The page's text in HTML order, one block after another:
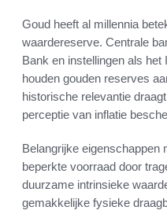
Goud heeft al millennia
waardereserve. Centrale
Bank en instellingen als het
houden gouden reserves
historische relevantie
perceptie van inflatie
Belangrijke eigenschappen
beperkte voorraad door
duurzame intrinsieke
gemakkelijke fysieke